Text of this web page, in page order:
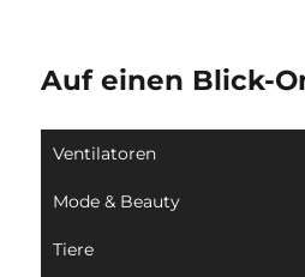
Auf einen Blick-
Ventilatoren
Mode & Beauty
Tiere